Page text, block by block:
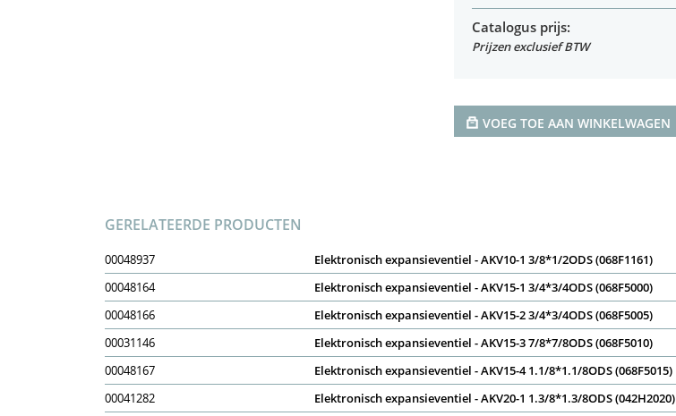
Catalogus prijs:
Prijzen exclusief BTW
VOEG TOE AAN WINKELWAGEN
GERELATEERDE PRODUCTEN
00048937
Elektronisch expansieventiel - AKV10-1 3/8*1/2ODS (068F1161)
00048164
Elektronisch expansieventiel - AKV15-1 3/4*3/4ODS (068F5000)
00048166
Elektronisch expansieventiel - AKV15-2 3/4*3/4ODS (068F5005)
00031146
Elektronisch expansieventiel - AKV15-3 7/8*7/8ODS (068F5010)
00048167
Elektronisch expansieventiel - AKV15-4 1.1/8*1.1/8ODS (068F5015)
00041282
Elektronisch expansieventiel - AKV20-1 1.3/8*1.3/8ODS (042H2020)